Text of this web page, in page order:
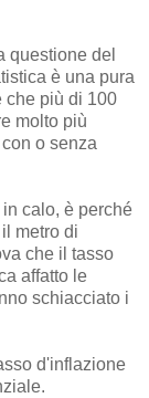
questione del
è una pura
che più di 100
molto più
o senza
calo, è perché
metro di
che il tasso
affatto le
schiacciato i
d'inflazione